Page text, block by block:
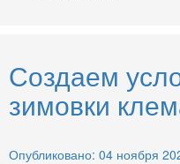
Создаем
зимовки
Опубликовано: 04 ноября